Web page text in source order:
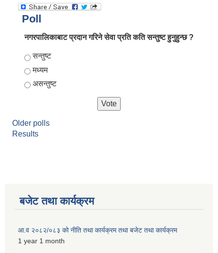
Poll
नगरपालिकाबाट प्रदान गरिने सेवा प्रति कति सन्तुष्ट हुनुहुन्छ ?
Choices
सन्तुष्ट
मध्यम
असन्तुष्ट
Older polls
Results
बजेट तथा कार्यक्रम
आ.व २०८२/०८३ को नीति तथा कार्यक्रम तथा बजेट तथा कार्यक्रम
1 year 1 month